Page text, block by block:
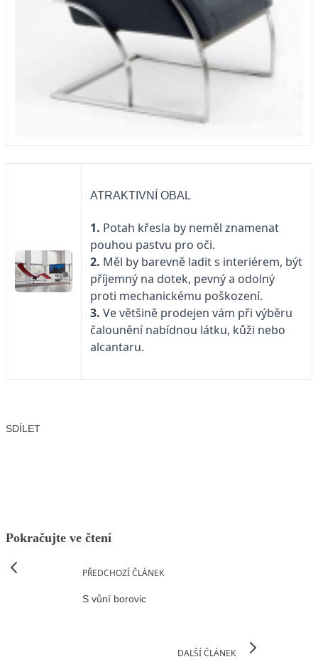
ATRAKTIVNÍ OBAL
1. Potah křesla by neměl znamenat
pouhou pastvu pro oči.
2. Měl by barevně ladit s interiérem, být
příjemný na dotek, pevný a odolný
proti mechanickému poškození.
3. Ve většině prodejen vám při výběru
čalounění nabídnou látku, kůži nebo
alcantaru.
SDÍLET
Pokračujte ve čtení
PŘEDCHOZÍ ČLÁNEK
S vůní borovic
DALŠÍ ČLÁNEK